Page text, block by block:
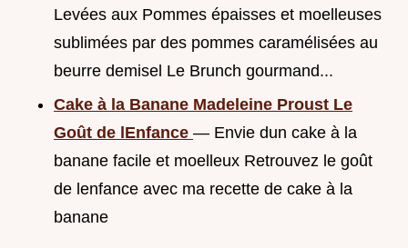
Levées aux Pommes épaisses et moelleuses
sublimées par des pommes caramélisées au
beurre demisel Le Brunch gourmand...
Cake à la Banane Madeleine Proust Le
Goût de lEnfance — Envie dun cake à la
banane facile et moelleux Retrouvez le goût
de lenfance avec ma recette de cake à la
banane